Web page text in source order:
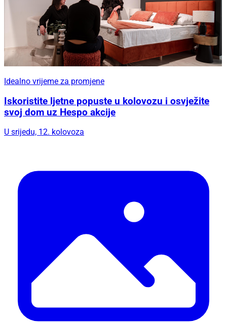
Idealno vrijeme za promjene
Iskoristite ljetne popuste u kolovozu i osvježite
svoj dom uz Hespo akcije
U srijedu, 12. kolovoza